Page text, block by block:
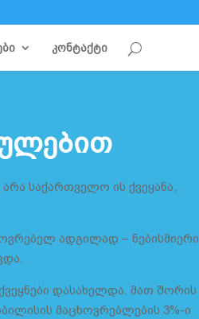
კონტაქტი
საქართველო ის ქვეყანა,
ადგილად – ნებისმიერი
დასახელდა. მათ შორის
მაცხოვრებლების 3%-ი